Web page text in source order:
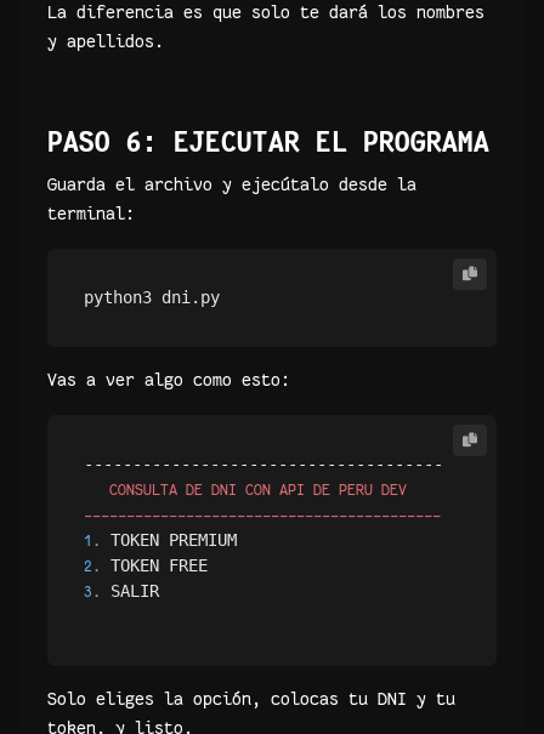
La diferencia es que solo te dará los nombres
y apellidos.
PASO 6: EJECUTAR EL PROGRAMA
Guarda el archivo y ejecútalo desde la
terminal:
Vas a ver algo como esto:
   CONSULTA DE DNI CON API DE PERU DEV
------------------------------------------
1.
2.
3. SALIR
Solo eliges la opción, colocas tu DNI y tu
token, y listo.